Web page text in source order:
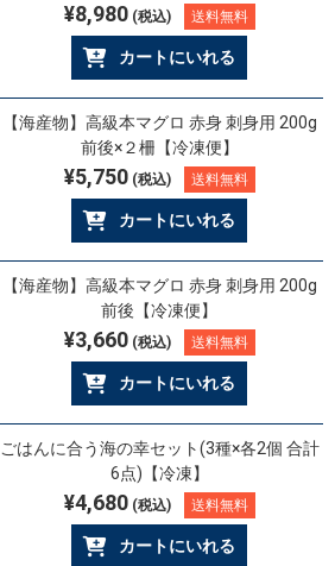
¥8,980(税込) 送料無料
カートにいれる
【海産物】高級本マグロ 赤身 刺身用 200g
前後×２柵【冷凍便】
¥5,750(税込) 送料無料
カートにいれる
【海産物】高級本マグロ 赤身 刺身用 200g
前後【冷凍便】
¥3,660(税込) 送料無料
カートにいれる
ごはんに合う海の幸セット(3種×各2個 合計
6点)【冷凍】
¥4,680(税込) 送料無料
カートにいれる